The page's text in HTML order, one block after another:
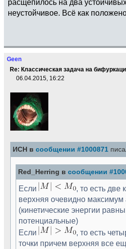
расщепилось на два
неустойчивое. Всё как
Geen
Re: Классическая задача на
06.04.2015, 16:22
ИСН в сообщении #1000871
Red_Herring в сообщении
Если
, то есть две
верхняя очевидно
(кинетические энергии
потенциальные)
Если
, то есть
точки причем верхняя все